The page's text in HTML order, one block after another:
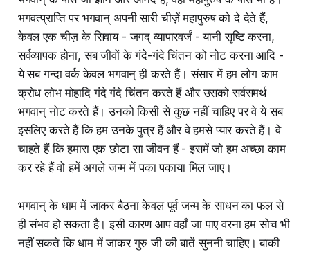
भगवत्प्राप्ति पर भगवान् अपनी सारी चीज़ें महापुरुष को दे देते हैं,
केवल एक चीज़ के सिवाय - जगद् व्यापारवर्जं - यानी सृष्टि करना,
सर्वव्यापक होना, सब जीवों के गंदे-गंदे चिंतन को नोट करना आदि -
ये सब गन्दा वर्क केवल भगवान् ही करते हैं। संसार में हम लोग काम
क्रोध लोभ मोहादि गंदे गंदे चिंतन करते हैं और उसको सर्वसमर्थ
भगवान् नोट करते हैं। उनको किसी से कुछ नहीं चाहिए पर वे ये सब
इसलिए करते हैं कि हम उनके पुत्र हैं और वे हमसे प्यार करते हैं। वे
चाहते हैं कि हमारा एक छोटा सा जीवन हैं - इसमें जो हम अच्छा काम
कर रहे हैं वो हमें अगले जन्म में पका पकाया मिल जाए।
भगवान् के धाम में जाकर बैठना केवल पूर्व जन्म के साधन का फल से
ही संभव हो सकता है। इसी कारण आप वहाँ जा पाए वरना हम सोच भी
नहीं सकते कि धाम में जाकर गुरु जी की बातें सुननी चाहिए। बाकी